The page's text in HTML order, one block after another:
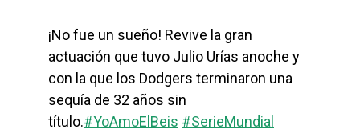
¡No fue un sueño! Revive la gran
actuación que tuvo Julio Urías anoche y
con la que los Dodgers terminaron una
sequía de 32 años sin
título.#YoAmoElBeis #SerieMundial